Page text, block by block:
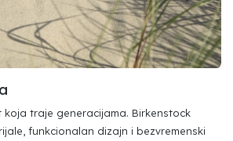
traje generacijama. Birkenstock
funkcionalan dizajn i bezvremenski